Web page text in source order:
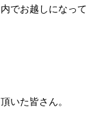
でお越しになって
いた皆さん。